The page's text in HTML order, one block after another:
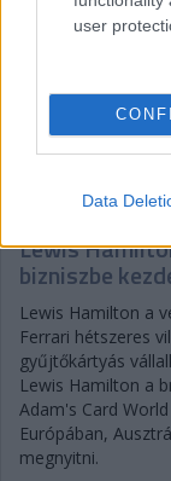
user
Data
Gellérfi Gergő
Lewis
bizniszbe
Lewis Hamilton a
Ferrari hétszeres
gyűjtőkártyás
Lewis Hamilton a
Adam's Card
Európában,
megnyitni.